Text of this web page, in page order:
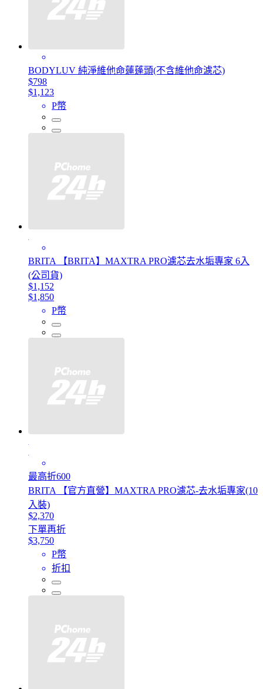
BODYLUV 純淨維他命蓮蓬頭(不含維他命濾芯)
$798
$1,123
P幣
BRITA 【BRITA】MAXTRA PRO濾芯去水垢專家 6入
(公司貨)
$1,152
$1,850
P幣
最高折600
BRITA 【官方直營】MAXTRA PRO濾芯-去水垢專家(10
入裝)
$2,370
下單再折
$3,750
P幣
折扣